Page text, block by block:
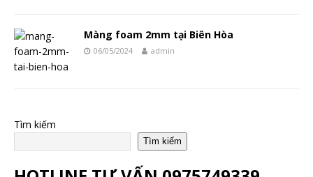
Màng foam 2mm tại Biên Hòa
06/05/2024 admin
Tìm kiếm
Tìm kiếm